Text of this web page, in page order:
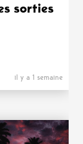
sorties
il y a 1 semaine